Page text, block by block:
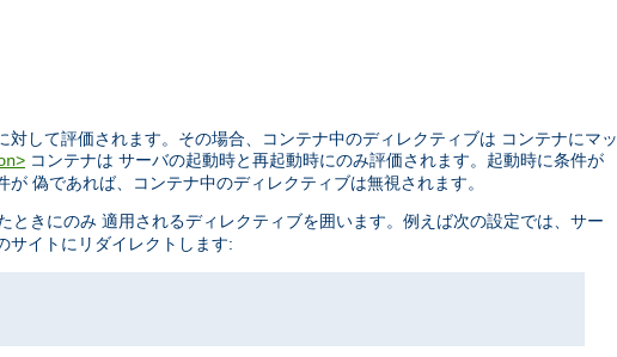
して評価されます。その場合、コンテナ中のディレクティブは コンテナにマッ
コンテナは サーバの起動時と再起動時にのみ評価されます。起動時に条件が
偽であれば、コンテナ中のディレクティブは無視されます。
ときにのみ 適用されるディレクティブを囲います。例えば次の設定では、サー
サイトにリダイレクトします: